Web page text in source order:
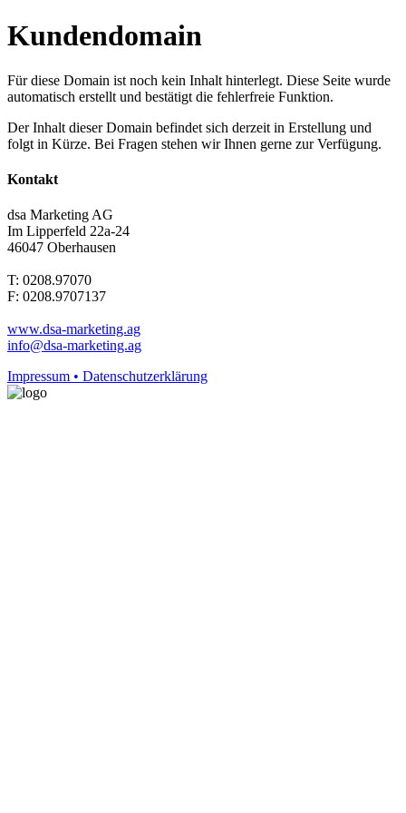
Kundendomain
Für diese Domain ist noch kein Inhalt hinterlegt. Diese Seite wurde
automatisch erstellt und bestätigt die fehlerfreie Funktion.
Der Inhalt dieser Domain befindet sich derzeit in Erstellung und
folgt in Kürze. Bei Fragen stehen wir Ihnen gerne zur Verfügung.
Kontakt
dsa Marketing AG
Im Lipperfeld 22a-24
46047 Oberhausen
T: 0208.97070
F: 0208.9707137
www.dsa-marketing.ag
info@dsa-marketing.ag
Impressum • Datenschutzerklärung